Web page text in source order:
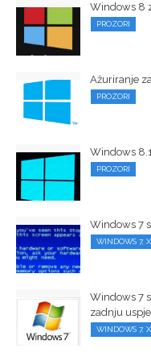
Windows 8
PROZORI
Ažuriranje
PROZORI
Windows
PROZORI
Windows 7
WINDOWS 7,
Windows 7
zadnju
WINDOWS 7,